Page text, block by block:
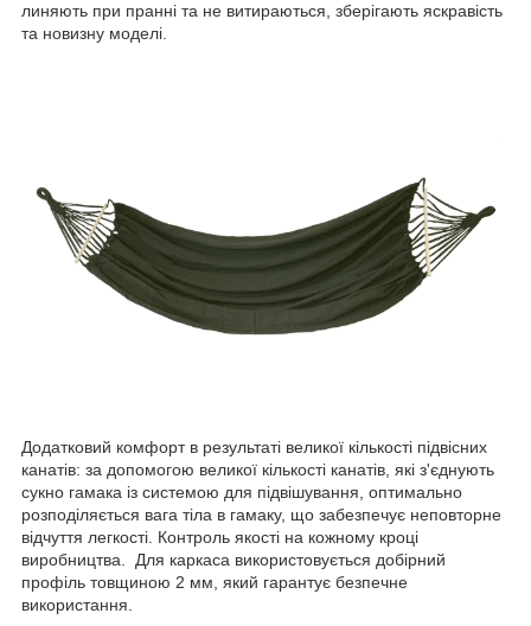
линяють при пранні та не витираються, зберігають яскравість
та новизну моделі.
Додатковий комфорт в результаті великої кількості підвісних
канатів: за допомогою великої кількості канатів, які з'єднують
сукно гамака із системою для підвішування, оптимально
розподіляється вага тіла в гамаку, що забезпечує неповторне
відчуття легкості. Контроль якості на кожному кроці
виробництва. Для каркаса використовується добірний
профіль товщиною 2 мм, який гарантує безпечне
використання.